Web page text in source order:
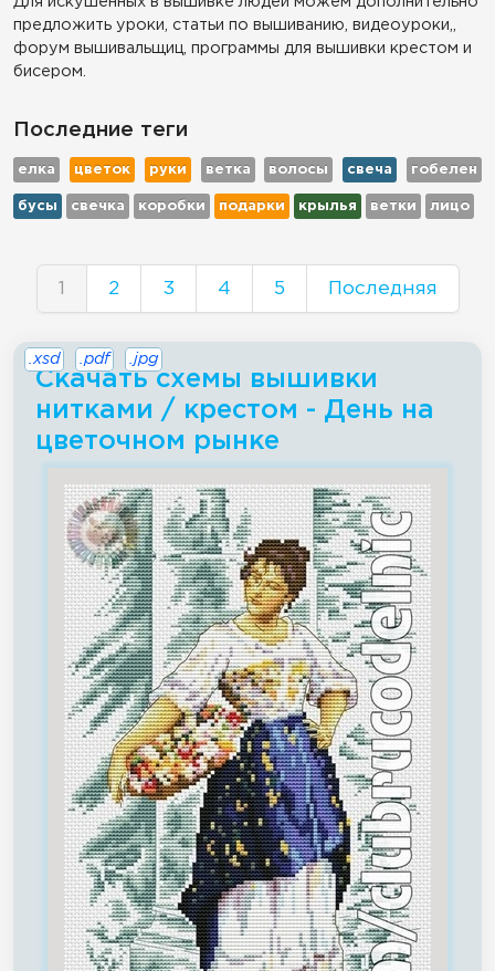
предложить уроки, статьи по вышиванию, видеоуроки,,
форум вышивальщиц, программы для вышивки крестом и
бисером.
Последние теги
елка цветок руки ветка волосы свеча гобелен
бусы свечка коробки подарки крылья ветки лицо
1 2 3 4 5 Последняя
Скачать схемы вышивки
нитками / крестом - День на
цветочном рынке
.xsd .pdf .jpg